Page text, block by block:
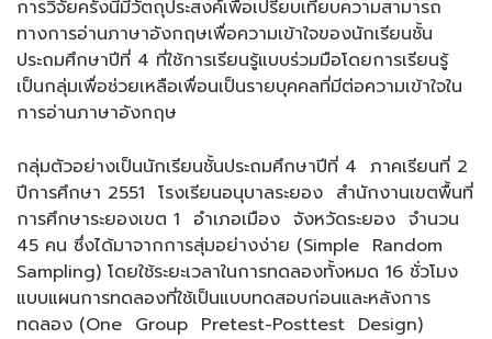
การวิจัยครั้งนี้มีวัตถุประสงค์เพื่อเปรียบเทียบความสามารถ
ทางการอ่านภาษาอังกฤษเพื่อความเข้าใจของนักเรียนชั้น
ประถมศึกษาปีที่ 4 ที่ใช้การเรียนรู้แบบร่วมมือโดยการเรียนรู้
เป็นกลุ่มเพื่อช่วยเหลือเพื่อนเป็นรายบุคคลที่มีต่อความเข้าใจใน
การอ่านภาษาอังกฤษ
กลุ่มตัวอย่างเป็นนักเรียนชั้นประถมศึกษาปีที่ 4 ภาคเรียนที่ 2
ปีการศึกษา 2551 โรงเรียนอนุบาลระยอง สำนักงานเขตพื้นที่
การศึกษาระยองเขต 1 อำเภอเมือง จังหวัดระยอง จำนวน
45 คน ซึ่งได้มาจากการสุ่มอย่างง่าย (Simple Random
Sampling) โดยใช้ระยะเวลาในการทดลองทั้งหมด 16 ชั่วโมง
แบบแผนการทดลองที่ใช้เป็นแบบทดสอบก่อนและหลังการ
ทดลอง (One Group Pretest-Posttest Design)